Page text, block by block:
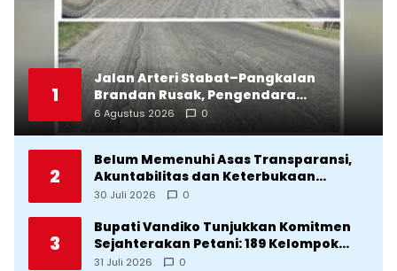
1
Jalan Arteri Stabat–Pangkalan
Brandan Rusak, Pengendara
Terancam Celaka
6 Agustus 2026 0
2
Belum Memenuhi Asas Transparansi,
Akuntabilitas dan Keterbukaan
Informasi, DPRD Tolak Ranperda
2025
30 Juli 2026 0
3
Bupati Vandiko Tunjukkan Komitmen
Sejahterakan Petani: 189 Kelompok
Tani Terima Bibit dan Alsintan
31 Juli 2026 0